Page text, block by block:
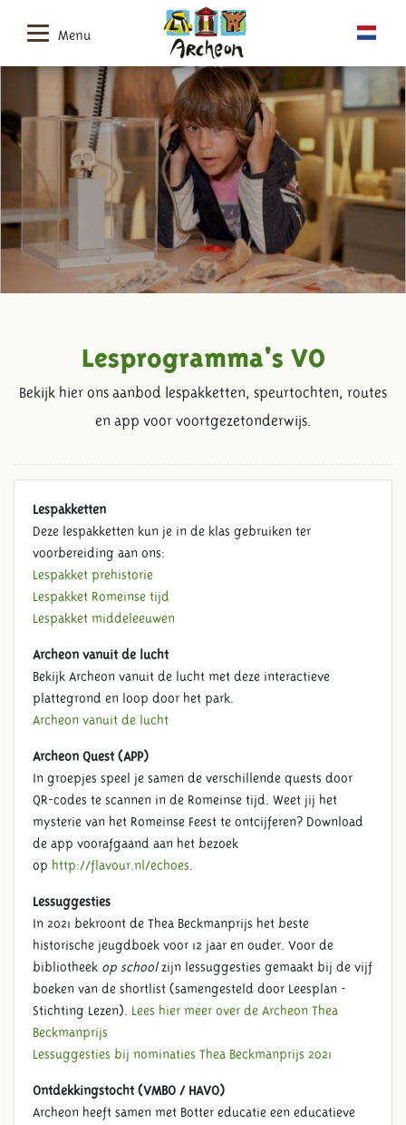
Menu
Lesprogramma's VO
Bekijk hier ons aanbod lespakketten, speurtochten, routes
en app voor voortgezetonderwijs.
Lespakketten
Deze lespakketten kun je in de klas gebruiken ter
voorbereiding aan ons:
Lespakket prehistorie
Lespakket Romeinse tijd
Lespakket middeleeuwen
Archeon vanuit de lucht
Bekijk Archeon vanuit de lucht met deze interactieve
plattegrond en loop door het park.
Archeon vanuit de lucht
Archeon Quest (APP)
In groepjes speel je samen de verschillende quests door
QR-codes te scannen in de Romeinse tijd. Weet jij het
mysterie van het Romeinse Feest te ontcijferen? Download
de app voorafgaand aan het bezoek
op http://flavour.nl/echoes
Lessuggesties
In 2021 bekroont de Thea Beckmanprijs het beste
historische jeugdboek voor 12 jaar en ouder. Voor de
bibliotheek op schoolzijn lessuggesties gemaakt bij de vijf
boeken van de shortlist (samengesteld door Leesplan -
Stichting Lezen). Lees hier meer over de Archeon Thea
Beckmanprijs
Lessuggesties bij nominaties Thea Beckmanprijs 2021
Ontdekkingstocht (VMBO / HAVO)
Archeon heeft samen met Botter educatie een educatieve